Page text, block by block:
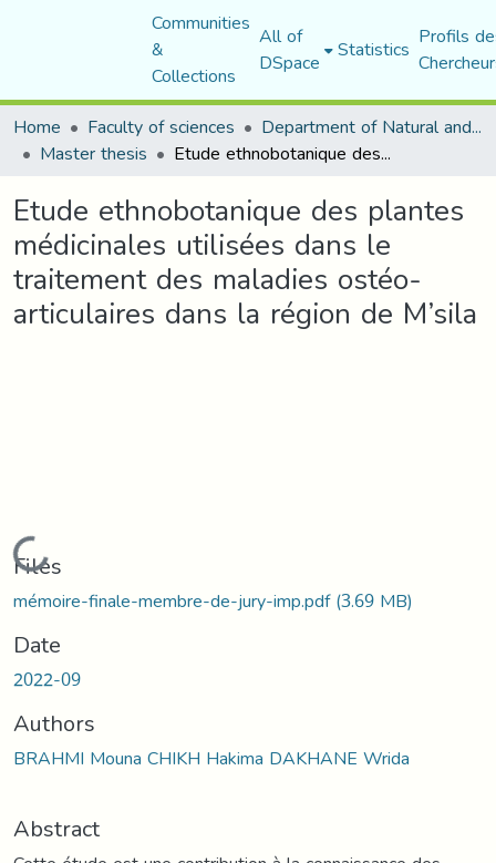
Communities
&
Collections
All of
DSpace Statistics Profils
Home
Faculty of sciences Department of Natural and Life Sciences
Master thesis Etude ethnobotanique des plantes médicinales utilisées dans le traitement des maladies ostéo-articulaires dans la région de M’sila
Etude ethnobotanique des plantes
médicinales utilisées dans le
traitement des maladies ostéo-
articulaires dans la région de M’sila
Loading...
Files
mémoire-finale-membre-de-jury-imp.pdf(3.69 MB)
Date
2022-09
Authors
BRAHMI Mouna CHIKH Hakima DAKHANE Wrida
Abstract